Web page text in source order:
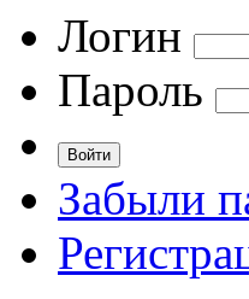
Логин
Пароль
Забыли